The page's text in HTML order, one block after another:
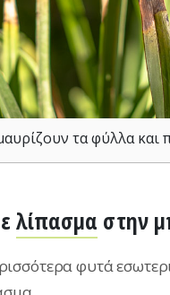
τα φύλλα
λίπασμα στην
φυτά